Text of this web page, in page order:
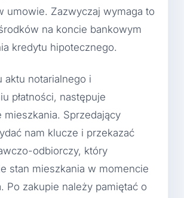
umowie. Zazwyczaj wymaga to
na koncie bankowym
kredytu hipotecznego.
aktu notarialnego i
płatności, następuje
mieszkania. Sprzedający
nam klucze i przekazać
odbiorczy, który
stan mieszkania w momencie
Po zakupie należy pamiętać o